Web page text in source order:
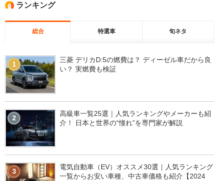
ランキング
総合 特選車 旬ネタ
1
三菱 デリカD:5の燃費は？ ディーゼル車だから良
い？ 実燃費も検証
2
高級車一覧25選｜人気ランキングやメーカーも紹
介！ 日本と世界の“憧れ”を専門家が解説
3
電気自動車（EV）オススメ30選｜人気ランキング
一覧からお安い車種、中古車価格も紹介【2024